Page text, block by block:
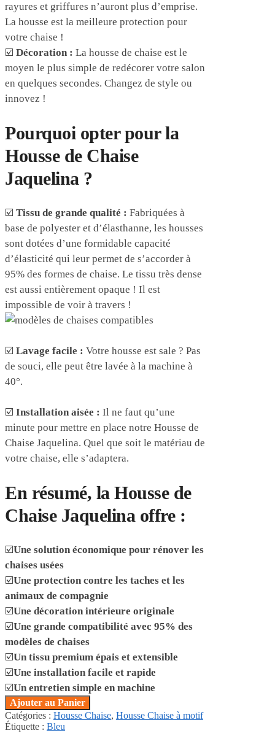
rayures et griffures n’auront plus d’emprise.
La housse est la meilleure protection pour
votre chaise !
☑️ Décoration : La housse de chaise est le
moyen le plus simple de redécorer votre salon
en quelques secondes. Changez de style ou
innovez !
Pourquoi opter pour la
Housse de Chaise
Jaquelina ?
☑️ Tissu de grande qualité : Fabriquées à
base de polyester et d’élasthanne, les housses
sont dotées d’une formidable capacité
d’élasticité qui leur permet de s’accorder à
95% des formes de chaise. Le tissu très dense
est aussi entièrement opaque ! Il est
impossible de voir à travers !
☑️ Lavage facile : Votre housse est sale ? Pas
de souci, elle peut être lavée à la machine à
40°.
☑️ Installation aisée : Il ne faut qu’une
minute pour mettre en place notre Housse de
Chaise Jaquelina. Quel que soit le matériau de
votre chaise, elle s’adaptera.
En résumé, la Housse de
Chaise Jaquelina offre :
☑️Une solution économique pour rénover les
chaises usées
☑️Une protection contre les taches et les
animaux de compagnie
☑️Une décoration intérieure originale
☑️Une grande compatibilité avec 95% des
modèles de chaises
☑️Un tissu premium épais et extensible
☑️Une installation facile et rapide
☑️Un entretien simple en machine
Ajouter au Panier
Catégories : Housse Chaise, Housse Chaise à motif
Étiquette : Bleu